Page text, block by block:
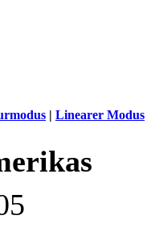
| Linearer Modus